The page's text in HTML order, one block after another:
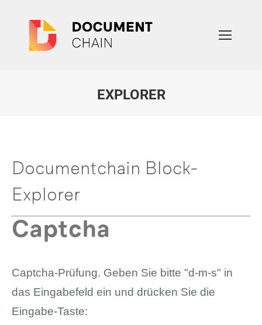
EXPLORER
Documentchain Block-
Explorer
Captcha
Captcha-Prüfung. Geben Sie bitte "d-m-s" in
das Eingabefeld ein und drücken Sie die
Eingabe-Taste: